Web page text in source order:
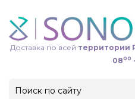
Доставка по всей территории
0800